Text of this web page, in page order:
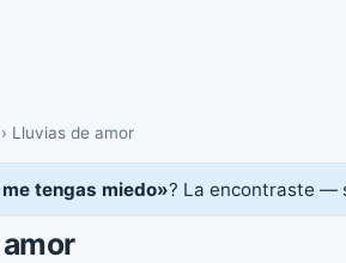
› Lluvias de amor
me tengas miedo»? La encontraste —